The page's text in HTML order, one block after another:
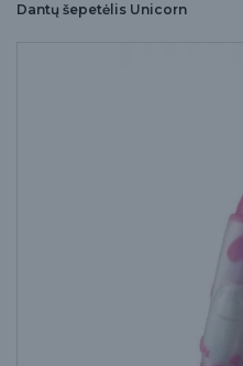
Dantų šepetėlis Unicorn